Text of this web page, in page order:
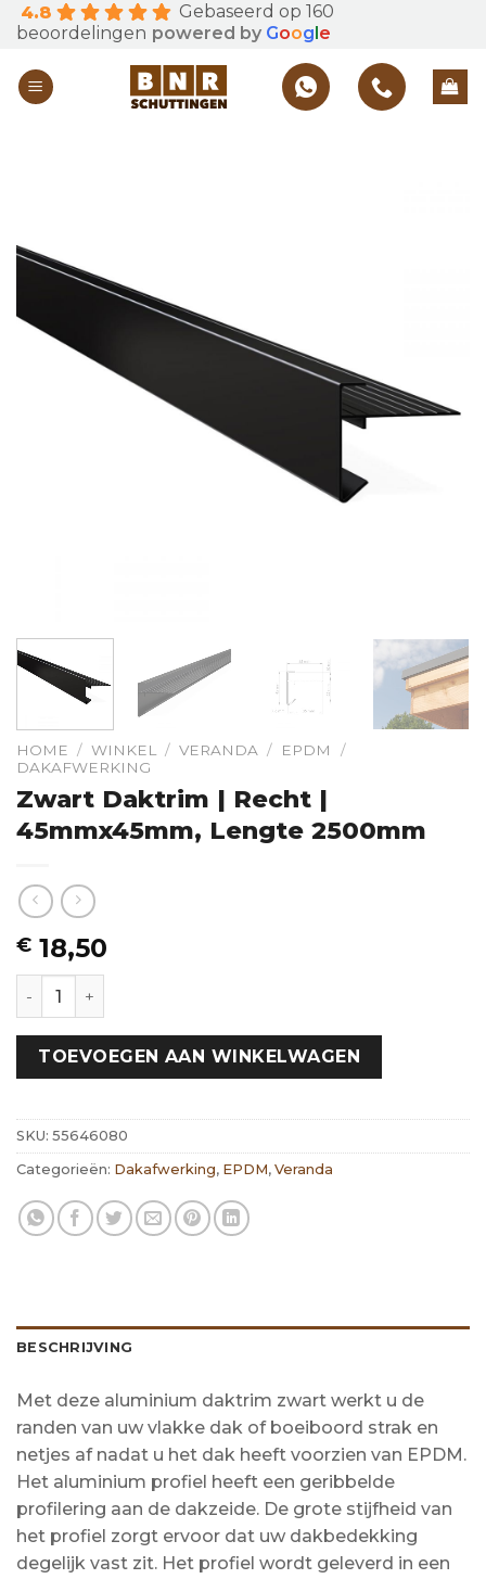
Skip
to
content
4.8
Gebaseerd op 160
beoordelingen powered by Goog e
HOME / WINKEL / VERANDA / EPDM
/
DAKAFWERKING
Zwart Daktrim | Recht |
45mmx45mm, Lengte 2500mm
€ 18,50
Zwart Daktrim | Recht | 45mmx45mm, Lengte
TOEVOEGEN AAN WINKELWAGEN
SKU: 55646080
Categorieën: Dakafwerking, EPDM, Veranda
BESCHRIJVING
Met deze aluminium daktrim zwart werkt u de
randen van uw vlakke dak of boeiboord strak en
netjes af nadat u het dak heeft voorzien van EPDM.
Het aluminium profiel heeft een geribbelde
profilering aan de dakzeide. De grote stijfheid van
het profiel zorgt ervoor dat uw dakbedekking
degelijk vast zit. Het profiel wordt geleverd in een